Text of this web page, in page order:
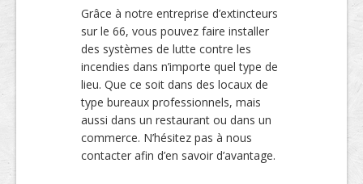
Grâce à notre entreprise d’extincteurs
sur le 66, vous pouvez faire installer
des systèmes de lutte contre les
incendies dans n’importe quel type de
lieu. Que ce soit dans des locaux de
type bureaux professionnels, mais
aussi dans un restaurant ou dans un
commerce. N’hésitez pas à nous
contacter afin d’en savoir d’avantage.